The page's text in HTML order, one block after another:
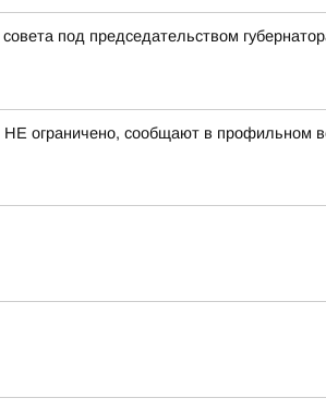
под председательством
ограничено, сообщают в профильном